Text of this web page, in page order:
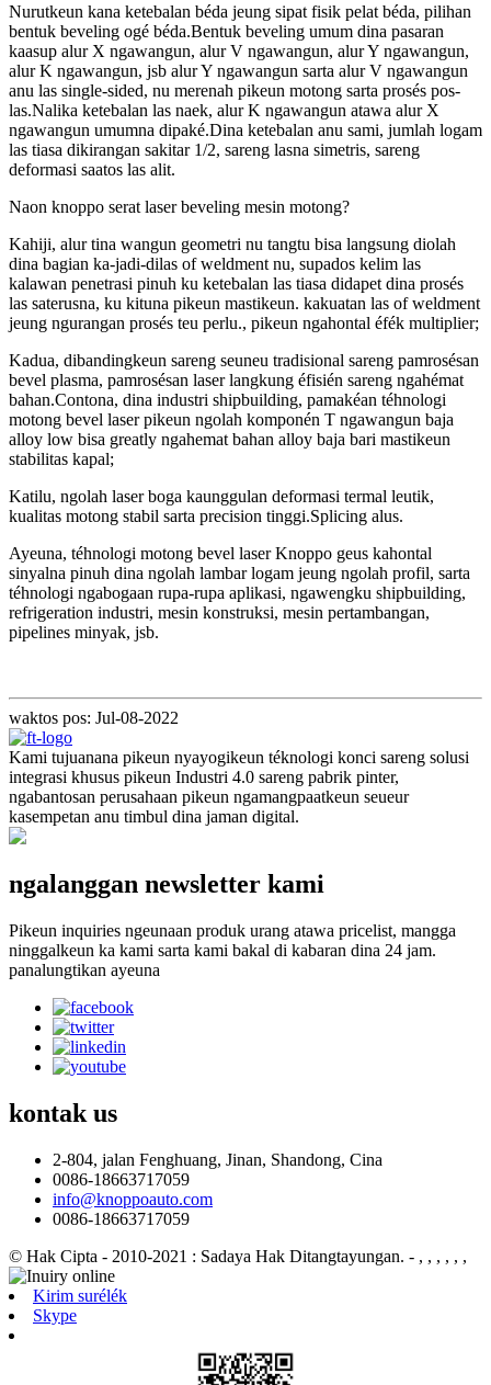
Nurutkeun kana ketebalan béda jeung sipat fisik pelat béda, pilihan
bentuk beveling ogé béda.Bentuk beveling umum dina pasaran
kaasup alur X ngawangun, alur V ngawangun, alur Y ngawangun,
alur K ngawangun, jsb alur Y ngawangun sarta alur V ngawangun
anu las single-sided, nu merenah pikeun motong sarta prosés pos-
las.Nalika ketebalan las naek, alur K ngawangun atawa alur X
ngawangun umumna dipaké.Dina ketebalan anu sami, jumlah logam
las tiasa dikirangan sakitar 1/2, sareng lasna simetris, sareng
deformasi saatos las alit.
Naon knoppo serat laser beveling mesin motong?
Kahiji, alur tina wangun geometri nu tangtu bisa langsung diolah
dina bagian ka-jadi-dilas of weldment nu, supados kelim las
kalawan penetrasi pinuh ku ketebalan las tiasa didapet dina prosés
las saterusna, ku kituna pikeun mastikeun. kakuatan las of weldment
jeung ngurangan prosés teu perlu., pikeun ngahontal éfék multiplier;
Kadua, dibandingkeun sareng seuneu tradisional sareng pamrosésan
bevel plasma, pamrosésan laser langkung éfisién sareng ngahémat
bahan.Contona, dina industri shipbuilding, pamakéan téhnologi
motong bevel laser pikeun ngolah komponén T ngawangun baja
alloy low bisa greatly ngahemat bahan alloy baja bari mastikeun
stabilitas kapal;
Katilu, ngolah laser boga kaunggulan deformasi termal leutik,
kualitas motong stabil sarta precision tinggi.Splicing alus.
Ayeuna, téhnologi motong bevel laser Knoppo geus kahontal
sinyalna pinuh dina ngolah lambar logam jeung ngolah profil, sarta
téhnologi ngabogaan rupa-rupa aplikasi, ngawengku shipbuilding,
refrigeration industri, mesin konstruksi, mesin pertambangan,
pipelines minyak, jsb.
waktos pos: Jul-08-2022
Kami tujuanana pikeun nyayogikeun téknologi konci sareng solusi
integrasi khusus pikeun Industri 4.0 sareng pabrik pinter,
ngabantosan perusahaan pikeun ngamangpaatkeun seueur
kasempetan anu timbul dina jaman digital.
ngalanggan newsletter kami
Pikeun inquiries ngeunaan produk urang atawa pricelist, mangga
ninggalkeun ka kami sarta kami bakal di kabaran dina 24 jam.
panalungtikan ayeuna
kontakus
2-804, jalan Fenghuang, Jinan, Shandong, Cina
0086-18663717059
info@knoppoauto.com
0086-18663717059
© Hak Cipta - 2010-2021 : Sadaya Hak Ditangtayungan. - , , , , , ,
Kirim surélék
Skype